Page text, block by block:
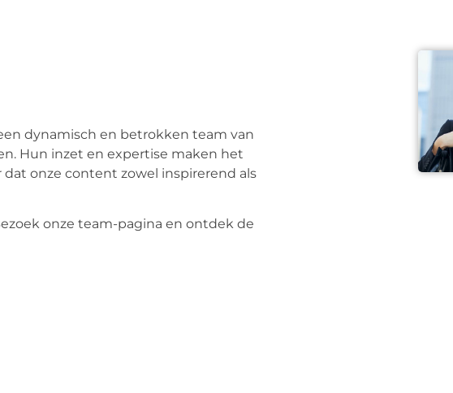
dynamisch en betrokken team van
Hun inzet en expertise maken het
onze content zowel inspirerend als
onze team-pagina en ontdek de